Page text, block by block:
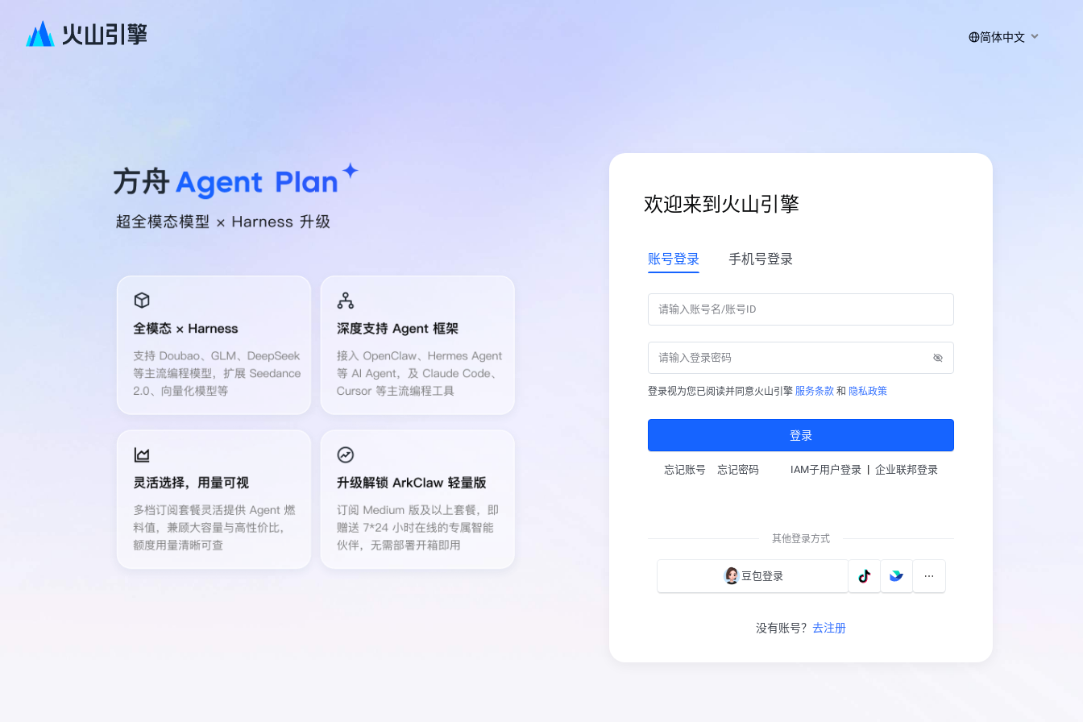
简体中文
欢迎来到火山引擎
账号登录 手机号登录
登录视为您已阅读并同意火山引擎 服务条款 和 隐私政策
登录
忘记账号 忘记密码 IAM子用户登录 | 企业联邦登录
其他登录方式
豆包登录
没有账号？ 去注册